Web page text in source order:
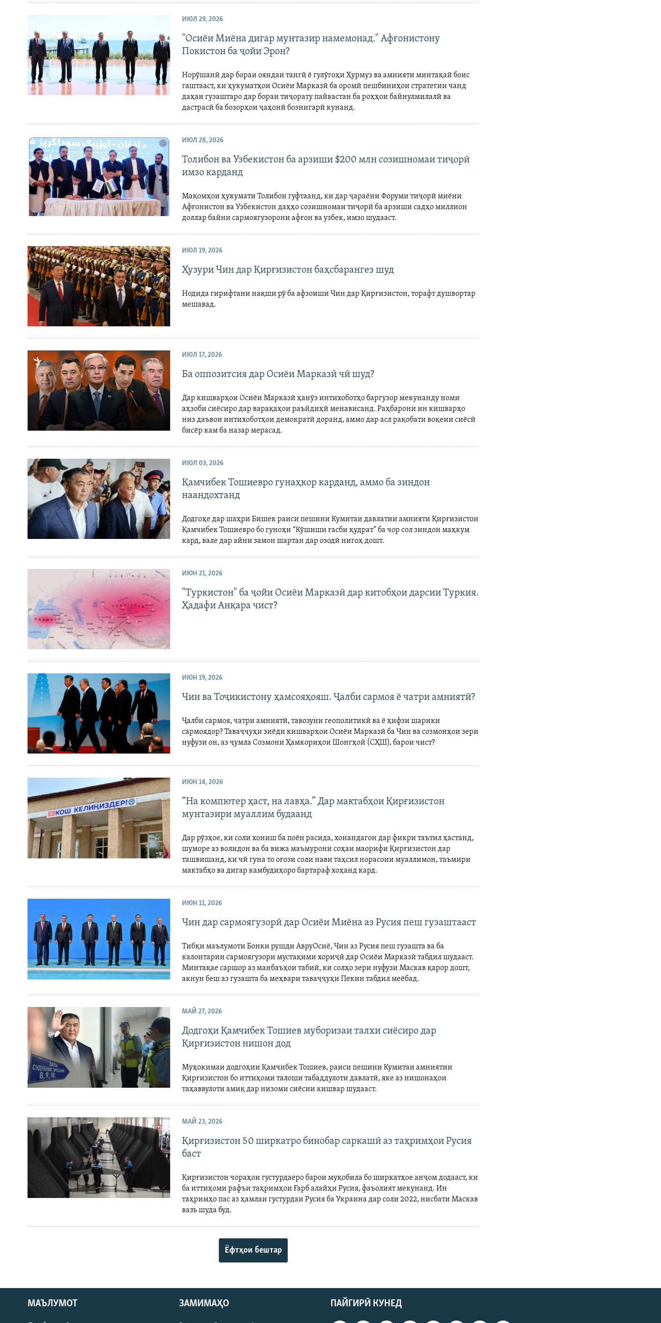
Русский
ИЮЛ 29, 2026
"Осиёи Миёна дигар мунтазир намемонад." Афғонистону
Покистон ба ҷойи Эрон?
Норӯшанӣ дар бораи ояндаи тангӣ ё гулӯгоҳи Ҳурмуз ва амнияти минтақаӣ боис
гаштааст, ки ҳукуматҳои Осиёи Марказӣ ба оромӣ пешбиниҳои стратегии чанд
даҳаи гузаштаро дар бораи тиҷорату пайвастан ба роҳҳои байнулмилалӣ ва
дастрасӣ ба бозорҳои ҷаҳонӣ бознигарӣ кунанд.
ИЮЛ 28, 2026
Толибон ва Узбекистон ба арзиши $200 млн созишномаи тиҷорӣ
имзо карданд
Мақомҳои ҳукумати Толибон гуфтаанд, ки дар ҷараёни Форуми тиҷорӣ миёни
Афғонистон ва Узбекистон даҳҳо созишномаи тиҷорӣ ба арзиши садҳо миллион
доллар байни сармоягузорони афғон ва узбек, имзо шудааст.
ИЮЛ 19, 2026
Ҳузури Чин дар Қирғизистон баҳсбарангез шуд
Нодида гирифтани нақши рӯ ба афзоиши Чин дар Қирғизистон, торафт душвортар
мешавад.
ИЮЛ 17, 2026
Ба оппозитсия дар Осиёи Марказӣ чӣ шуд?
Дар кишварҳои Осиёи Марказӣ ҳанӯз интихоботҳо баргузор мекунанду номи
аҳзоби сиёсиро дар варақаҳои раъйдиҳӣ менависанд. Раҳбарони ин кишварҳо
низ даъвои интихоботҳои демократӣ доранд, аммо дар асл рақобати воқеии сиёсӣ
бисёр кам ба назар мерасад.
ИЮЛ 03, 2026
Қамчибек Тошиевро гунаҳкор карданд, аммо ба зиндон
наандохтанд
Додгоҳе дар шаҳри Бишек раиси пешини Кумитаи давлатии амнияти Қирғизистон
Қамчибек Тошиевро бо гуноҳи “Кӯшиши ғасби қудрат” ба чор сол зиндон маҳкум
кард, вале дар айни замон шартан дар озодӣ нигоҳ дошт.
ИЮН 21, 2026
"Туркистон" ба ҷойи Осиёи Марказӣ дар китобҳои дарсии Туркия.
Ҳадафи Анқара чист?
ИЮН 19, 2026
Чин ва Тоҷикистону ҳамсояҳояш. Ҷалби сармоя ё чатри амниятӣ?
Ҷалби сармоя, чатри амниятӣ, тавозуни геополитикӣ ва ё ҳифзи шарики
сармоядор? Таваҷҷуҳи зиёди кишварҳои Осиёи Марказӣ ба Чин ва созмонҳои зери
нуфузи он, аз ҷумла Созмони Ҳамкориҳои Шонгҳой (СҲШ), барои чист?
ИЮН 14, 2026
“На компютер ҳаст, на лавҳа.” Дар мактабҳои Қирғизистон
мунтазири муаллим будаанд
Дар рӯзҳое, ки соли хониш ба поён расида, хонандагон дар фикри таътил ҳастанд,
шуморе аз волидон ва ба вижа маъмурони соҳаи маорифи Қирғизистон дар
ташвишанд, ки чӣ гуна то оғози соли нави таҳсил норасоии муаллимон, таъмири
мактабҳо ва дигар камбудиҳоро бартараф хоҳанд кард.
ИЮН 11, 2026
Чин дар сармоягузорӣ дар Осиёи Миёна аз Русия пеш гузаштааст
Тибқи маълумоти Бонки рушди АвруОсиё, Чин аз Русия пеш гузашта ва ба
калонтарин сармоягузори мустақими хориҷӣ дар Осиёи Марказӣ табдил шудааст.
Минтақае саршор аз манбаъҳои табиӣ, ки солҳо зери нуфузи Маскав қарор дошт,
акнун беш аз гузашта ба меҳвари таваҷҷуҳи Пекин табдил меёбад.
МАЙ 27, 2026
Додгоҳи Қамчибек Тошиев муборизаи талхи сиёсиро дар
Қирғизистон нишон дод
Муҳокимаи додгоҳии Қамчибек Тошиев, раиси пешини Кумитаи амниятии
Қирғизистон бо иттиҳоми талоши табаддулоти давлатӣ, яке аз нишонаҳои
таҳаввулоти амиқ дар низоми сиёсии кишвар шудааст.
МАЙ 23, 2026
Қирғизистон 50 ширкатро бинобар саркашӣ аз таҳримҳои Русия
баст
Қирғизистон чораҳои густурдаеро барои муқобила бо ширкатҳое анҷом додааст, ки
ба иттиҳоми рафъи таҳримҳои Ғарб алайҳи Русия, фаъолият мекунанд. Ин
таҳримҳо пас аз ҳамлаи густурдаи Русия ба Украина дар соли 2022, нисбати Маскав
вазъ шуда буд.
Ёфтҳои бештар
ПАЙГИРӢ КУНЕД
МАЪЛУМОТ ЗАМИМАҲО